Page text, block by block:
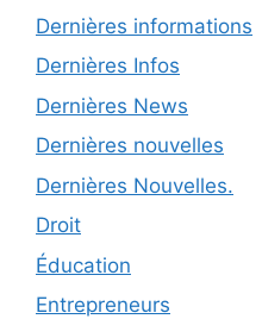
Dernières informations
Dernières Infos
Dernières News
Dernières nouvelles
Dernières Nouvelles.
Droit
Éducation
Entrepreneurs